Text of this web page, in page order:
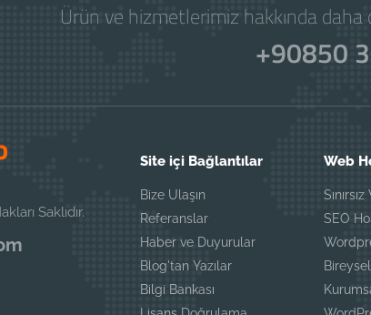
Ürün ve hizmetlerimiz hakkında
+90850
Saklıdır.
Site içi Bağlantılar
Bize Ulaşın
Referanslar
Haber ve Duyurular
Blog'tan Yazılar
Bilgi Bankası
Web
SEO